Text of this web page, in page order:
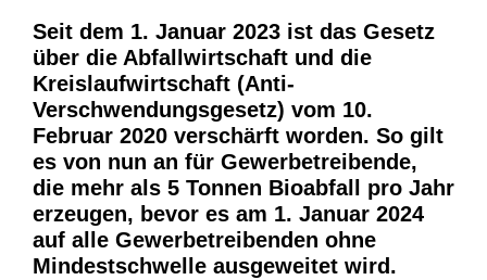
Seit dem 1. Januar 2023 ist das Gesetz
über die Abfallwirtschaft und die
Kreislaufwirtschaft (Anti-
Verschwendungsgesetz) vom 10.
Februar 2020 verschärft worden. So gilt
es von nun an für Gewerbetreibende,
die mehr als 5 Tonnen Bioabfall pro Jahr
erzeugen, bevor es am 1. Januar 2024
auf alle Gewerbetreibenden ohne
Mindestschwelle ausgeweitet wird.